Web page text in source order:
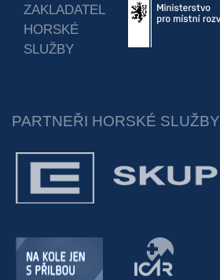
ZAKLADATEL
HORSKÉ
SLUŽBY
PARTNEŘI HORSKÉ SLUŽBY